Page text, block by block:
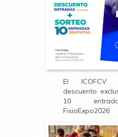
El ICOFCV
descuento
10
FisioExpo2026